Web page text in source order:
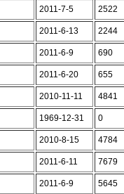
2011-7-5 2522
2011-6-13 2244
2011-6-9 690
2011-6-20 655
2010-11-11 4841
1969-12-31 0
2010-8-15 4784
2011-6-11 7679
2011-6-9 5645